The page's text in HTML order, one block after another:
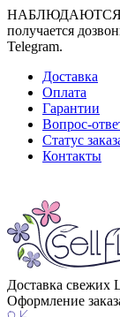
НАБЛЮДАЮТСЯ
получается
Telegram.
Доставка
Оплата
Гарантии
Вопрос-
Статус
Контакты
Доставка свежих
Оформление